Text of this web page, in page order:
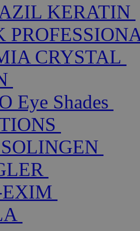
KERATIN
CRYSTAL
Eye Shades